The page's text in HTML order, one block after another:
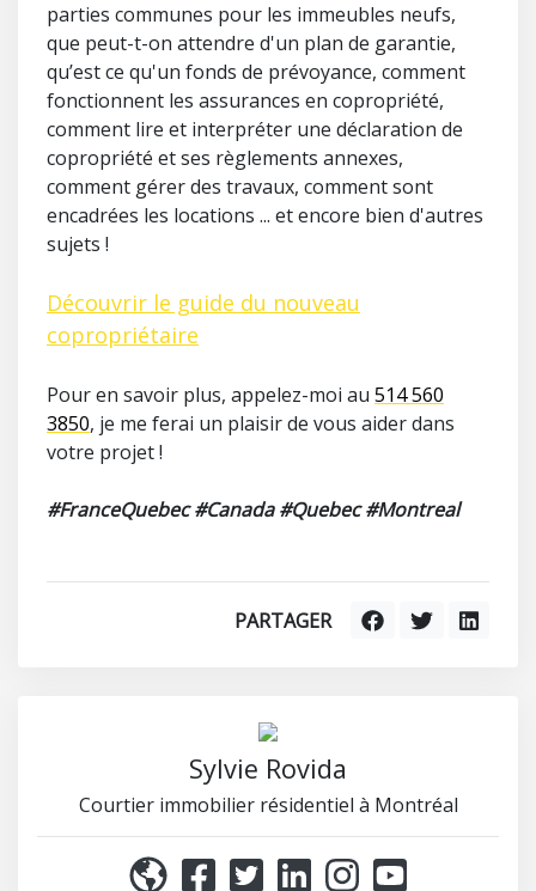
parties communes pour les immeubles neufs,
que peut-t-on attendre d'un plan de garantie,
qu’est ce qu'un fonds de prévoyance, comment
fonctionnent les assurances en copropriété,
comment lire et interpréter une déclaration de
copropriété et ses règlements annexes,
comment gérer des travaux, comment sont
encadrées les locations ... et encore bien d'autres
sujets !
Découvrir le guide du nouveau
copropriétaire
Pour en savoir plus, appelez-moi au 514 560
3850, je me ferai un plaisir de vous aider dans
votre projet !
#FranceQuebec #Canada #Quebec #Montreal
PARTAGER
Sylvie Rovida
Courtier immobilier résidentiel à Montréal